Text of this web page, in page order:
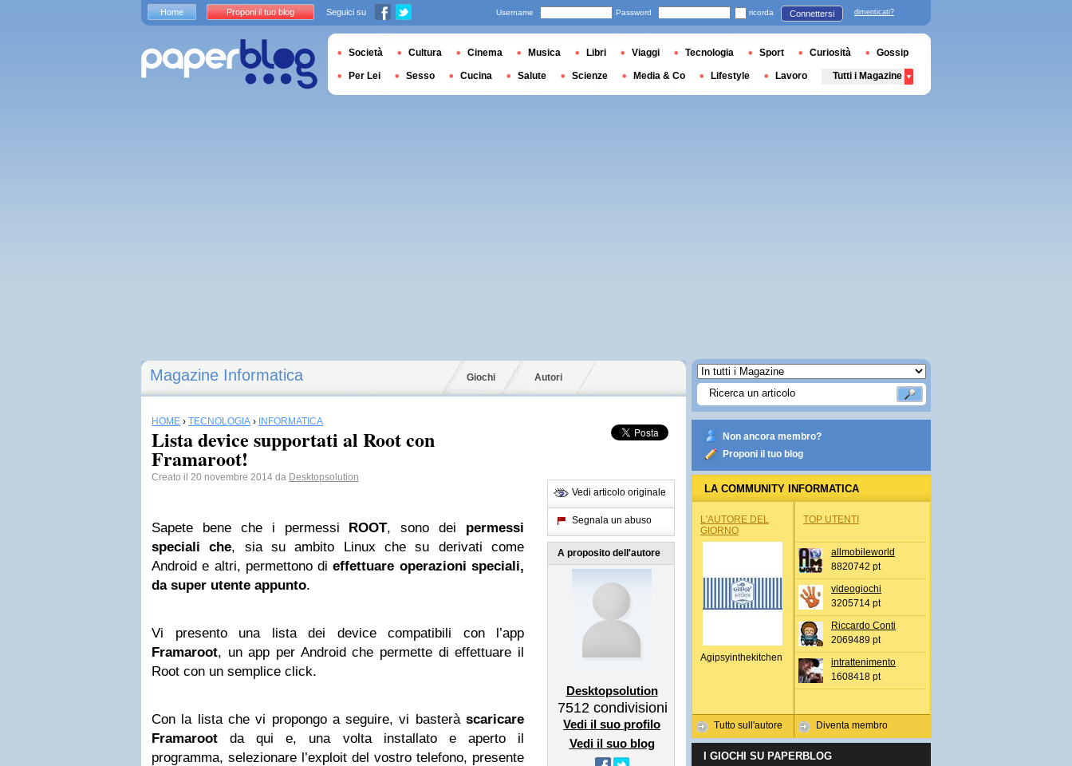
Magazine Informatica Giochi Autori
HOME › TECNOLOGIA › INFORMATICA
Lista device supportati al Root con
Framaroot!
Creato il 20 novembre 2014 da Desktopsolution
Sapete bene che i permessi ROOT, sono dei permessi
speciali che, sia su ambito Linux che su derivati come
Android e altri, permettono dieffettuare operazioni speciali,
da super utente appunto.
Vi presento una lista dei device compatibili con l’app
Framaroot, un app per Android che permette di effettuare il
Root con un semplice click.
Con la lista che vi propongo a seguire, vi basterà scaricare
Framaroot da qui e, una volta installato e aperto il
programma, selezionare l’exploit del vostro telefono, presente
Vedi articolo originale
Segnala un abuso
A proposito dell'autore
Desktopsolution
7512 condivisioni
Vedi il suo profilo
Vedi il suo blog
Non ancora membro?
Proponi il tuo blog
LA COMMUNITY INFORMATICA
L'AUTORE DEL
GIORNO
Agipsyinthekitchen
Tutto sull'autore
TOP UTENTI
allmobileworld
8820742 pt
videogiochi
3205714 pt
Riccardo Conti
2069489 pt
intrattenimento
1608418 pt
Diventa membro
I GIOCHI SU PAPERBLOG
Home Proponi il tuo blog Seguici su Username Password ricorda Connettersi dimenticati?
Società Cultura Cinema Musica Libri Viaggi Tecnologia Sport Curiosità Gossip
Per Lei Sesso Cucina Salute Scienze Media & Co Lifestyle Lavoro Tutti i Magazine